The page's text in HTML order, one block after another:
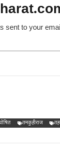
sent to your
तमकुहीराज